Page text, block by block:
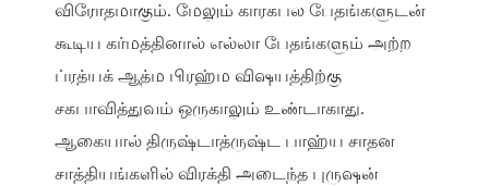
விரோதமாகும். மேலும் காரகபல பேதங்களுடன்
கூடிய கர்மத்தினால் எல்லா பேதங்களும் அற்ற
ப்ரத்யக் ஆத்ம பிரஹ்ம விஷயத்திற்கு
சகபாவித்துவம் ஒருகாலும் உண்டாகாது.
ஆகையால் திருஷ்டாத்ருஷ்ட பாஹ்ய சாதன
சாத்தியங்களில் விரக்தி அடைந்த புருஷன்